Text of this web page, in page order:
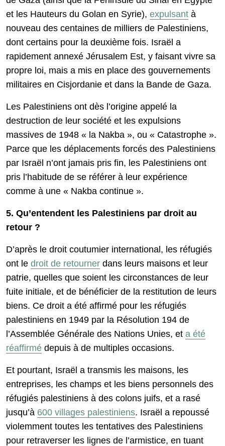
et les Hauteurs du Golan en Syrie), expulsant à
nouveau des centaines de milliers de Palestiniens,
dont certains pour la deuxième fois. Israël a
rapidement annexé Jérusalem Est, y faisant vivre sa
propre loi, mais a mis en place des gouvernements
militaires en Cisjordanie et dans la Bande de Gaza.
Les Palestiniens ont dès l’origine appelé la
destruction de leur société et les expulsions
massives de 1948 « la Nakba », ou « Catastrophe ».
Parce que les déplacements forcés des Palestiniens
par Israël n’ont jamais pris fin, les Palestiniens ont
pris l’habitude de se référer à leur expérience
comme à une « Nakba continue ».
5. Qu’entendent les Palestiniens par droit au
retour ?
D’après le droit coutumier international, les réfugiés
ont le droit de retourner dans leurs maisons et leur
patrie, quelles que soient les circonstances de leur
fuite initiale, et de bénéficier de la restitution de leurs
biens. Ce droit a été affirmé pour les réfugiés
palestiniens en 1949 par la Résolution 194 de
l’Assemblée Générale des Nations Unies, et a été
réaffirmé depuis à de multiples occasions.
Et pourtant, Israël a transmis les maisons, les
entreprises, les champs et les biens personnels des
réfugiés palestiniens à des colons juifs, et a rasé
jusqu’à 600 villages palestiniens. Israël a repoussé
violemment toutes les tentatives des Palestiniens
pour retraverser les lignes de l’armistice, en tuant